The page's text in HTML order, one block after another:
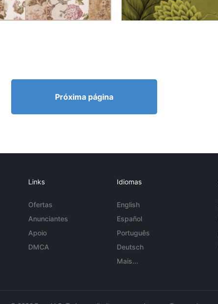
Próxima página
Links
Ofertas
Anunciantes
Apoio
DMCA
Idiomas
English
Español
Português
Deutsch
Mais...